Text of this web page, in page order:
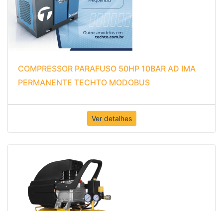
COMPRESSOR PARAFUSO 50HP 10BAR AD IMA
PERMANENTE TECHTO MODOBUS
Ver detalhes